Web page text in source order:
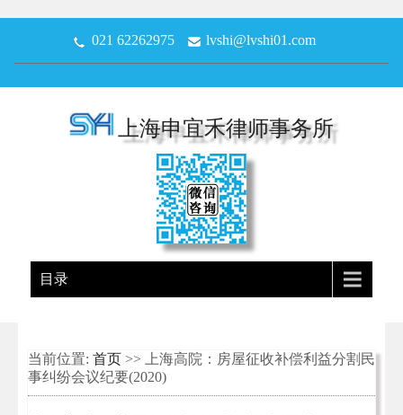
021 62262975 lvshi@lvshi01.com
上海申宜禾律师事务所
目录
当前位置: 首页 >> 上海高院：房屋征收补偿利益分割民
事纠纷会议纪要(2020)